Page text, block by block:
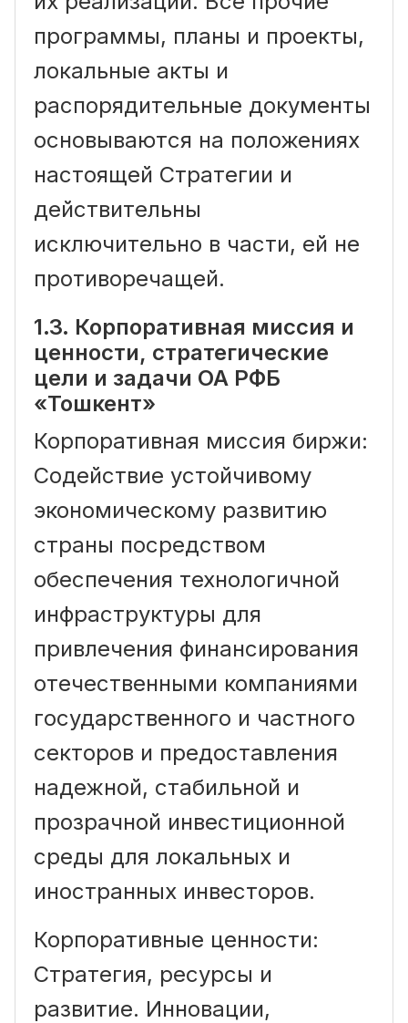
программы, планы и проекты,
локальные акты и
распорядительные документы
основываются на положениях
настоящей Стратегии и
действительны
исключительно в части, ей не
противоречащей.
1.3. Корпоративная миссия и
ценности, стратегические
цели и задачи ОА РФБ
«Тошкент»
Корпоративная миссия биржи:
Содействие устойчивому
экономическому развитию
страны посредством
обеспечения технологичной
инфраструктуры для
привлечения финансирования
отечественными компаниями
государственного и частного
секторов и предоставления
надежной, стабильной и
прозрачной инвестиционной
среды для локальных и
иностранных инвесторов.
Корпоративные ценности:
Стратегия, ресурсы и
развитие. Инновации,